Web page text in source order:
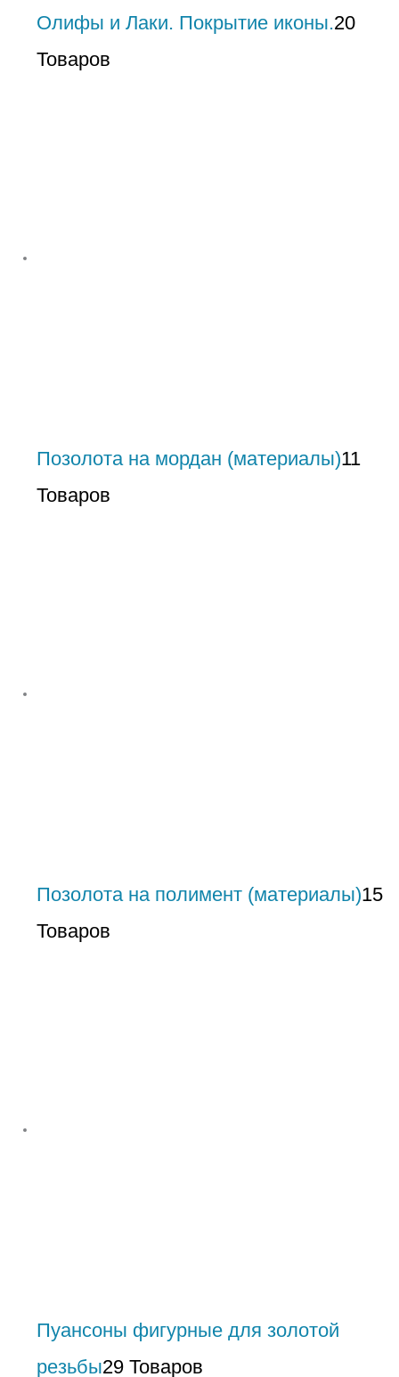
Олифы и Лаки. Покрытие иконы.20
Товаров
Позолота на мордан (материалы)11
Товаров
Позолота на полимент (материалы)15
Товаров
Пуансоны фигурные для золотой
резьбы29 Товаров